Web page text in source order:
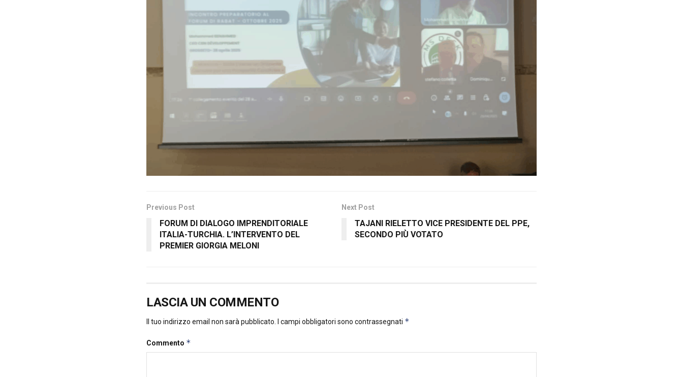
Previous Post
FORUM DI DIALOGO IMPRENDITORIALE
ITALIA-TURCHIA. L’INTERVENTO DEL
PREMIER GIORGIA MELONI
Next Post
TAJANI RIELETTO VICE PRESIDENTE DEL PPE,
SECONDO PIÙ VOTATO
LASCIA UN COMMENTO
Il tuo indirizzo email non sarà pubblicato. I campi obbligatori sono contrassegnati *
Commento *